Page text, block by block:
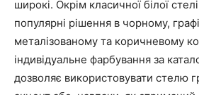
широкі. Окрім класичної білої
популярні рішення в чорному,
металізованому та коричневому
індивідуальне фарбування за
дозволяє використовувати стелю